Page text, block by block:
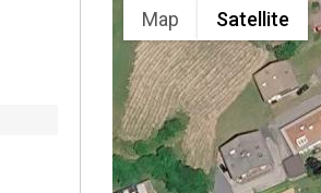
Map Satellite